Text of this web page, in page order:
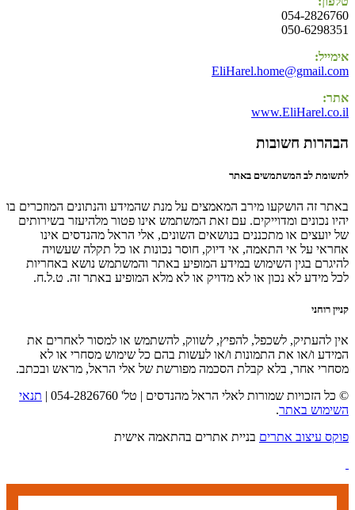
054-2826760
050-6298351
אימייל:
EliHarel.home@gmail.com
אתר:
www.EliHarel.co.il
הבהרות חשובות
לתשומת לב המשתמשים באתר
באתר זה הושקעו מירב המאמצים על מנת שהמידע והנתונים המוזכרים בו
יהיו נכונים ומדוייקים. עם זאת המשתמש אינו פטור מלהיעזר בשירותים
של יועצים או מתכננים בנושאים השונים, אלי הראל מהנדסים אינו
אחראי על אי התאמה, אי דיוק, חוסר נכונות או כל תקלה שעשויה
להיגרם בגין השימוש במידע המופיע באתר והמשתמש נושא באחריות
לכל מידע לא נכון או לא מדויק או לא מלא המופיע באתר זה. ט.ל.ח.
קניין רוחני
אין להעתיק, לשכפל, להפיץ, לשווק, להשתמש או למסור לאחרים את
המידע ו/או את התמונות ו/או לעשות בהם כל שימוש מסחרי או לא
מסחרי אחר, בלא קבלת הסכמה מפורשת של אלי הראל, מראש ובכתב.
© כל הזכויות שמורות לאלי הראל מהנדסים | טל' 054-2826760 |
תנאי
השימוש באתר.
פוקס עיצוב אתרים בניית אתרים בהתאמה אישית